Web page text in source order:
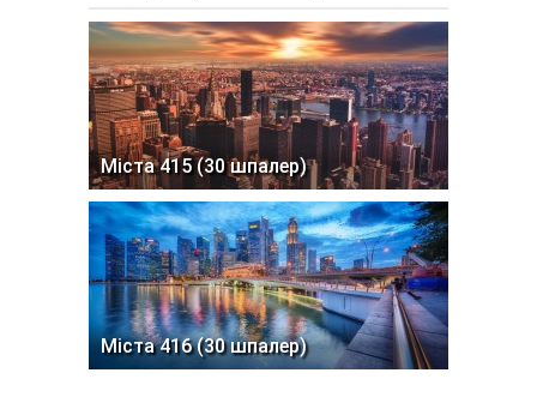
Міста 415 (30 шпалер)
Міста 416 (30 шпалер)